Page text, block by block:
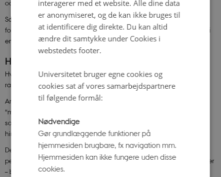
også at være med til at udforme det endelige værk.
Samskabelsesprojektet har samtidig givet dem alle tre en større
forståelse for angst – og for, hvordan personlige erfaringer kan indgå i
en professionel udstillingskontekst.
Hvad nu?
Hvis de tre elever skulle arbejde med et nyt emne i en lignende
ramme, har de flere ideer.
Anna og Wenche peger på kvinders cyklus som et overset og
“megaspændende” tema, mens Conrad gerne ville arbejde med
sociale medier og deres betydning for, hvordan vi ser på os selv og
hinanden.
Deres bidrag til ”Den Oversete Krop” viser, hvordan tekstile teknikker,
personlige fortællinger og samskabelse kan åbne for nye perspektiver
– både på angst og på de blinde vinkler, der stadig findes i vores
interagerer med et website. Alle dine data
er anonymiseret, og de kan ikke bruges til
at identificere dig direkte. Du kan altid
ændre dit samtykke under Cookies i
webstedets footer.
Universitetet bruger egne cookies og
cookies sat af vores samarbejdspartnere
til følgende formål:
Nødvendige
Gør grundlæggende funktioner på
hjemmesiden brugbare, fx navigation mm.
Hjemmesiden kan ikke fungere uden disse
cookies.